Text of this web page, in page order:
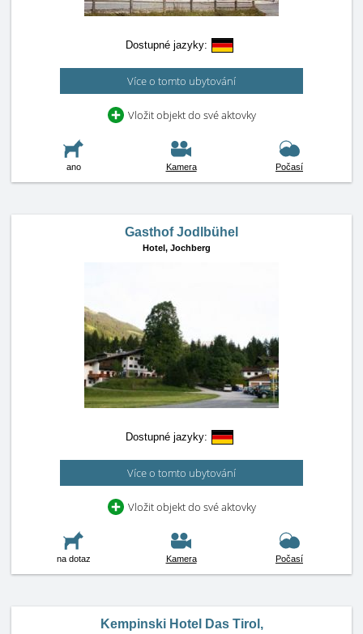
Dostupné jazyky:
Více o tomto ubytování
Vložit objekt do své aktovky
ano Kamera Počasí
Gasthof Jodlbühel
Hotel, Jochberg
Dostupné jazyky:
Více o tomto ubytování
Vložit objekt do své aktovky
na dotaz Kamera Počasí
Kempinski Hotel Das Tirol,